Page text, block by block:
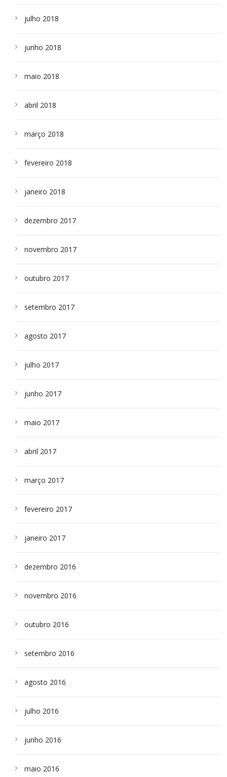
julho 2018
junho 2018
maio 2018
abril 2018
março 2018
fevereiro 2018
janeiro 2018
dezembro 2017
novembro 2017
outubro 2017
setembro 2017
agosto 2017
julho 2017
junho 2017
maio 2017
abril 2017
março 2017
fevereiro 2017
janeiro 2017
dezembro 2016
novembro 2016
outubro 2016
setembro 2016
agosto 2016
julho 2016
junho 2016
maio 2016